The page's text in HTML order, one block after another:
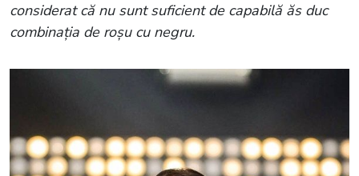
considerat că nu sunt suficient de capabilă ăs duc
combinația de roșu cu negru.